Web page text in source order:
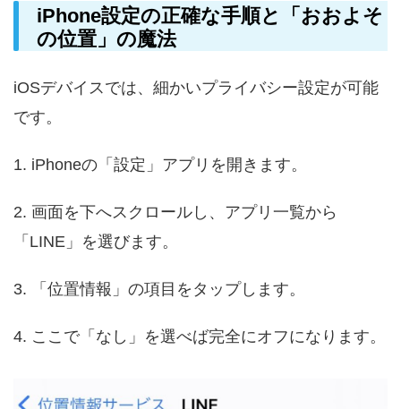
iPhone設定の正確な手順と「おおよそ
の位置」の魔法
iOSデバイスでは、細かいプライバシー設定が可能
です。
1. iPhoneの「設定」アプリを開きます。
2. 画面を下へスクロールし、アプリ一覧から
「LINE」を選びます。
3. 「位置情報」の項目をタップします。
4. ここで「なし」を選べば完全にオフになります。